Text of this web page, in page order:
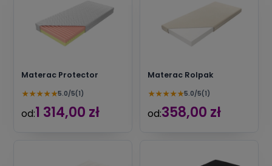
Materac Protector
★★★★★5.0/5(1)
od:1 314,00 zł
Materac Rolpak
★★★★★5.0/5(1)
od:358,00 zł